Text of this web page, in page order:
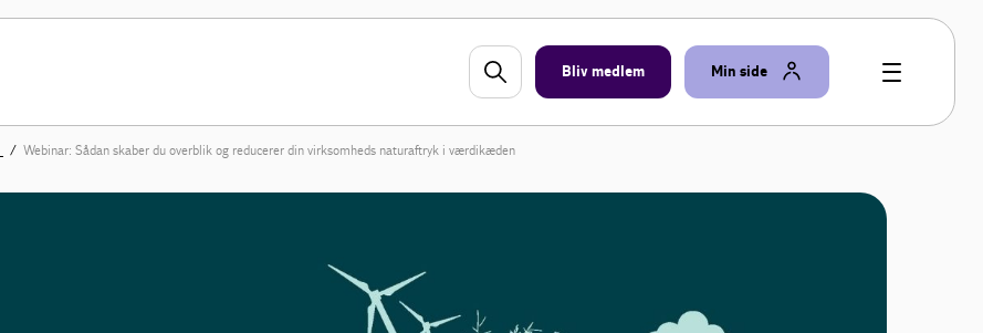
Bliv medlem Min side
Webinar: Sådan skaber du overblik og reducerer din virksomheds naturaftryk i værdikæden